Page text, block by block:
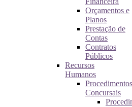
Orçamentos e
Planos
Prestação de
Contas
Contratos
Públicos
Recursos
Humanos
Procedimentos
Concursais